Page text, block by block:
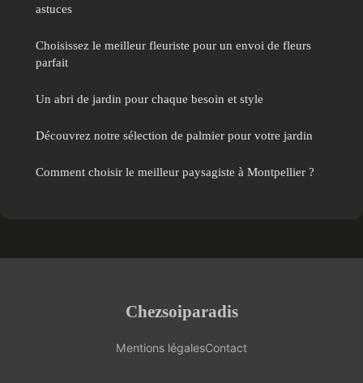
astuces
Choisissez le meilleur fleuriste pour un envoi de fleurs
parfait
Un abri de jardin pour chaque besoin et style
Découvrez notre sélection de palmier pour votre jardin
Comment choisir le meilleur paysagiste à Montpellier ?
Chezsoiparadis
Mentions légalesContact